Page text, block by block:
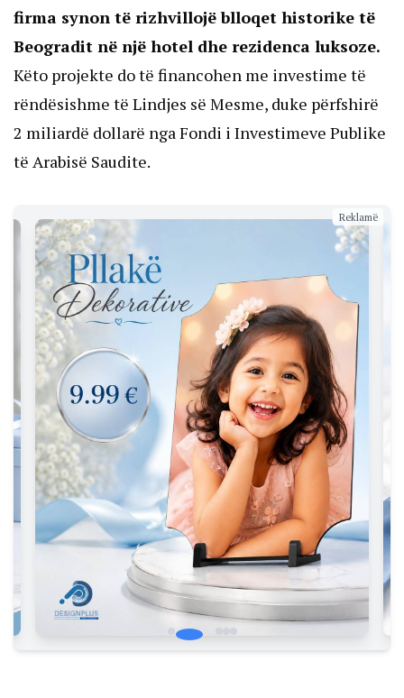
firma synon të rizhvillojë blloqet historike të
Beogradit në një hotel dhe rezidenca luksoze.
Këto projekte do të financohen me investime të
rëndësishme të Lindjes së Mesme, duke përfshirë
2 miliardë dollarë nga Fondi i Investimeve Publike
të Arabisë Saudite.
Reklamë